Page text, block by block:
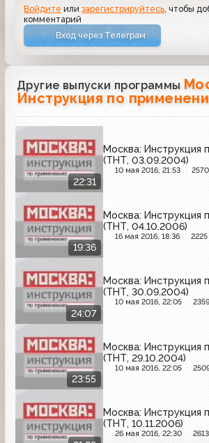
Войдите илизарегистрируйтесь , чтобы
комментарий
Вход через Телеграм
Другие выпуски программы
Инструкция по
22:31
Москва: Инструкция
(ТНТ, 03.09.2004)
10 мая 2016, 21:53 2570
19:36
Москва: Инструкция
(ТНТ, 04.10.2006)
16 мая 2016, 18:36 2225
24:07
Москва: Инструкция
(ТНТ, 30.09.2004)
10 мая 2016, 22:05 2359
23:55
Москва: Инструкция
(ТНТ, 29.10.2004)
10 мая 2016, 22:05
Москва: Инструкция
(ТНТ, 10.11.2006)
26 мая 2016, 22:30 2613